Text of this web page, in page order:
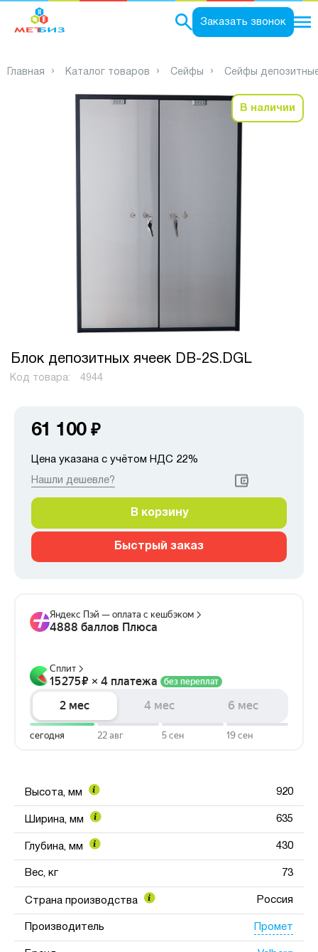
Заказать звонок
Главная Каталог товаров Сейфы Сейфы
В наличии
Блок депозитных ячеек DB-2S.DGL
Код товара: 4944
61 100 ₽
Цена указана с учётом НДС 22%
Нашли дешевле?
В корзину
Быстрый заказ
Высота, мм 920
Ширина, мм 635
Глубина, мм 430
Вес, кг 73
Страна производства Россия
Производитель Промет